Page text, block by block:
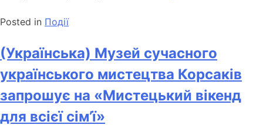
Posted in Події
(Українська) Музей сучасного
українського мистецтва Корсаків
запрошує на «Мистецький вікенд
для всієї сім’ї»